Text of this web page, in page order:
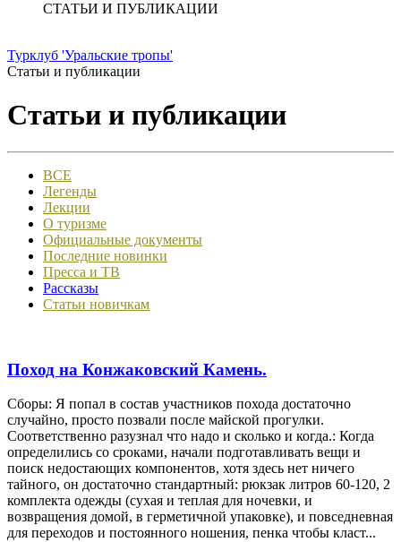
СТАТЬИ И ПУБЛИКАЦИИ
Турклуб 'Уральские тропы'
Статьи и публикации
Статьи и публикации
ВСЕ
Легенды
Лекции
О туризме
Официальные документы
Последние новинки
Пресса и ТВ
Рассказы
Статьи новичкам
Поход на Конжаковский Камень.
Сборы: Я попал в состав участников похода достаточно
случайно, просто позвали после майской прогулки.
Соответственно разузнал что надо и сколько и когда.: Когда
определились со сроками, начали подготавливать вещи и
поиск недостающих компонентов, хотя здесь нет ничего
тайного, он достаточно стандартный: рюкзак литров 60-120, 2
комплекта одежды (сухая и теплая для ночевки, и
возвращения домой, в герметичной упаковке), и повседневная
для переходов и постоянного ношения, пенка чтобы класт...